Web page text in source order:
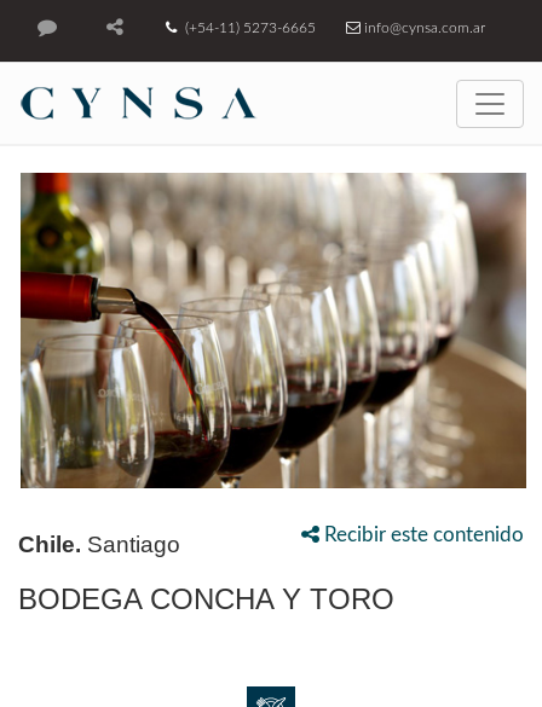
(+54-11) 5273-6665 info@cynsa.com.ar
Recibir este contenido
Chile. Santiago
BODEGA CONCHA Y TORO